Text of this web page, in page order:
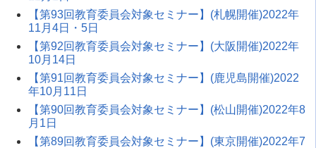
【第93回教育委員会対象セミナー】(札幌開催)2022年
11月4日・5日
【第92回教育委員会対象セミナー】(大阪開催)2022年
10月14日
【第91回教育委員会対象セミナー】(鹿児島開催)2022
年10月11日
【第90回教育委員会対象セミナー】(松山開催)2022年8
月1日
【第89回教育委員会対象セミナー】(東京開催)2022年7